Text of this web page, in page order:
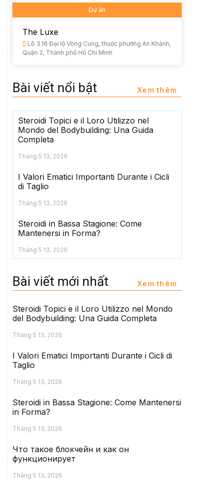
Dự án
The Luxe
Lô 3.16 Đại lộ Vòng Cung, thuộc phường An Khánh,
Quận 2, Thành phố Hồ Chí Minh
Bài viết nổi bật Xem thêm
Steroidi Topici e il Loro Utilizzo nel
Mondo del Bodybuilding: Una Guida
Completa
Tháng 5 13, 2026
I Valori Ematici Importanti Durante i Cicli
di Taglio
Tháng 5 13, 2026
Steroidi in Bassa Stagione: Come
Mantenersi in Forma?
Tháng 5 13, 2026
Bài viết mới nhất Xem thêm
Steroidi Topici e il Loro Utilizzo nel Mondo
del Bodybuilding: Una Guida Completa
Tháng 5 13, 2026
I Valori Ematici Importanti Durante i Cicli di
Taglio
Tháng 5 13, 2026
Steroidi in Bassa Stagione: Come Mantenersi
in Forma?
Tháng 5 13, 2026
Что такое блокчейн и как он
функционирует
Tháng 5 13, 2026